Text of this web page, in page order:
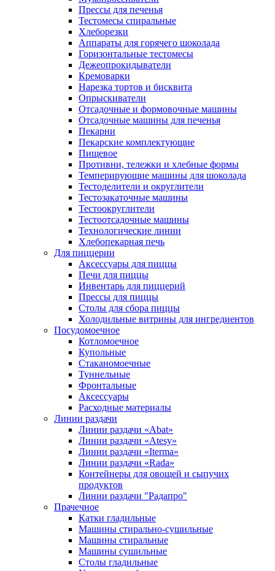
Прессы для печенья
Тестомесы спиральные
Хлеборезки
Аппараты для горячего шоколада
Горизонтальные тестомесы
Дежеопрокидыватели
Кремоварки
Нарезка тортов и бисквита
Опрыскиватели
Отсадочные и формовочные машины
Отсадочные машины для печенья
Пекарни
Пекарские комплектующие
Пищевое
Противни, тележки и хлебные формы
Темперирующие машины для шоколада
Тестоделители и округлители
Тестозакаточные машины
Тестоокруглители
Тестоотсадочные машины
Технологические линии
Хлебопекарная печь
Для пиццерии
Аксессуары для пиццы
Печи для пиццы
Инвентарь для пиццерий
Прессы для пиццы
Столы для сбора пиццы
Холодильные витрины для ингредиентов
Посудомоечное
Котломоечное
Купольные
Стаканомоечные
Туннельные
Фронтальные
Аксессуары
Расходные материалы
Линии раздачи
Линии раздачи «Abat»
Линии раздачи «Atesy»
Линии раздачи «Iterma»
Линии раздачи «Rada»
Контейнеры для овощей и сыпучих
продуктов
Линии раздачи "Радапро"
Прачечное
Катки гладильные
Машины стирально-сушильные
Машины стиральные
Машины сушильные
Столы гладильные